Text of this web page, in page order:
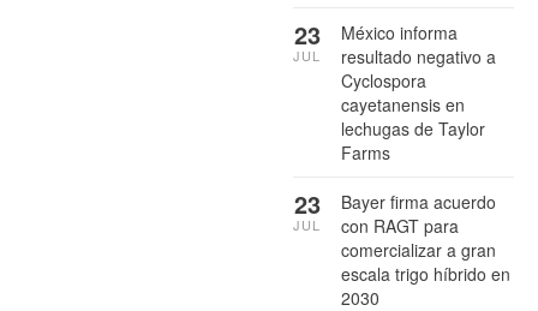
México informa
resultado negativo a
Cyclospora
cayetanensis en
lechugas de Taylor
Farms
23
JUL
Bayer firma acuerdo
con RAGT para
comercializar a gran
escala trigo híbrido en
2030
23
JUL